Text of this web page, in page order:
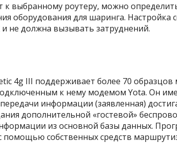
выбранному роутеру, можно
оборудования для шаринга. Настройка
не должна вызывать затруднений.
4g III поддерживает более 70
к нему модемом Yota. Он
информации (заявленная)
дополнительной «гостевой»
из основной базы данных.
помощью собственных средств